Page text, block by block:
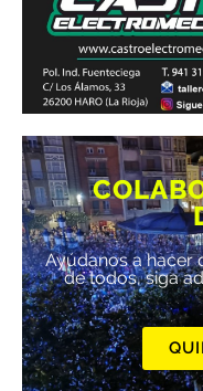
Ayúdanos a hacer
de todos, siga